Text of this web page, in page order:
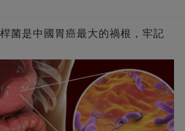
菌是中國胃癌最大的禍根，牢記